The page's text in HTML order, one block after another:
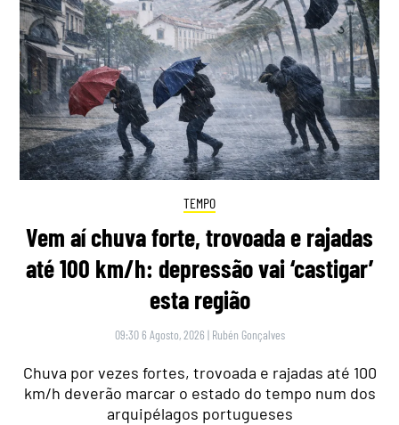
TEMPO
Vem aí chuva forte, trovoada e rajadas
até 100 km/h: depressão vai ‘castigar’
esta região
09:30 6 Agosto, 2026 | Rubén Gonçalves
Chuva por vezes fortes, trovoada e rajadas até 100
km/h deverão marcar o estado do tempo num dos
arquipélagos portugueses